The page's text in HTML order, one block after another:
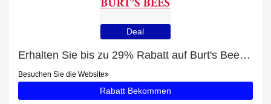
Deal
Erhalten Sie bis zu 29% Rabatt auf Burt's Bees Baby Mehrzweck-Wundsalbe und 66 beliebte Artikel
Besuchen Sie die Website
Rabatt Bekommen